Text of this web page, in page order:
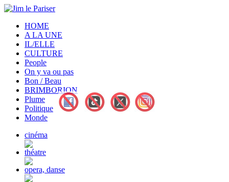
HOME
A LA UNE
IL/ELLE
CULTURE
People
On y va ou pas
Bon / Beau
BRIMBORION
Plume
Politique
Monde
cinéma
théatre
opera, danse